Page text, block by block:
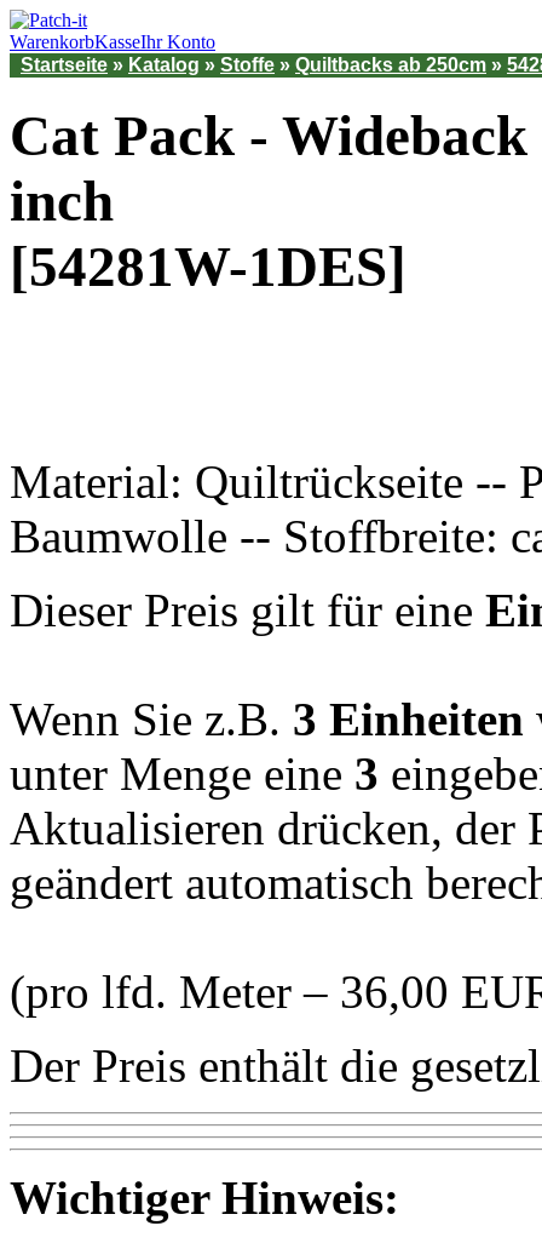
WarenkorbKasseIhr Konto
Startseite » Katalog » Stoffe » Quiltbacks ab 250cm »
Cat Pack - Wideback
inch
[54281W-1DES]
Material: Quiltrückseite --
Baumwolle -- Stoffbreite:
Dieser Preis gilt für eine
Wenn Sie z.B. 3 Einheiten
unter Menge eine 3
Aktualisieren drücken, der
geändert automatisch
(pro lfd. Meter – 36,00
Der Preis enthält die
Wichtiger Hinweis: